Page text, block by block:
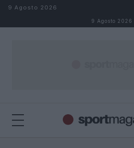
Salta al contenuto
9 Agosto 2026
9 Agosto 2026